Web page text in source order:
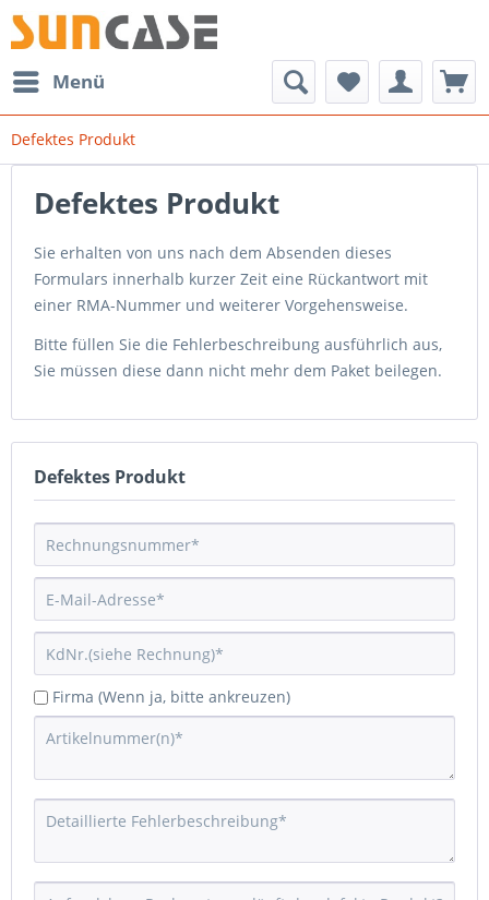
Menü
Defektes Produkt
Defektes Produkt
Sie erhalten von uns nach dem Absenden dieses
Formulars innerhalb kurzer Zeit eine Rückantwort mit
einer RMA-Nummer und weiterer Vorgehensweise.
Bitte füllen Sie die Fehlerbeschreibung ausführlich aus,
Sie müssen diese dann nicht mehr dem Paket beilegen.
Defektes Produkt
Firma (Wenn ja, bitte ankreuzen)